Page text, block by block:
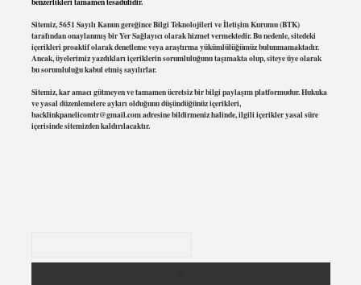
Sitemiz, 5651 Sayılı Kanun gereğince Bilgi Teknolojileri ve İletişim Kurumu (BTK)
tarafından onaylanmış bir Yer Sağlayıcı olarak hizmet vermektedir. Bu nedenle, sitedeki
içerikleri proaktif olarak denetleme veya araştırma yükümlülüğümüz bulunmamaktadır.
Ancak, üyelerimiz yazdıkları içeriklerin sorumluluğunu taşımakta olup, siteye üye olarak
bu sorumluluğu kabul etmiş sayılırlar.
Sitemiz, kar amacı gütmeyen ve tamamen ücretsiz bir bilgi paylaşım platformudur. Hukuka
ve yasal düzenlemelere aykırı olduğunu düşündüğünüz içerikleri,
backlinkpanelicomtr@gmail.comadresine bildirmeniz halinde, ilgili içerikler yasal süre
içerisinde sitemizden kaldırılacaktır.